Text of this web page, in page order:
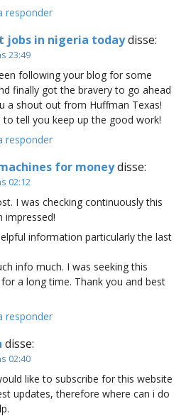
responder
jobs in nigeria todaydisse:
23:49
following your blog for some
finally got the bravery to go ahead
a shout out from Huffman Texas!
to tell you keep up the good work!
responder
for moneydisse:
02:12
I was checking continuously this
impressed!
information particularly the last
info much. I was seeking this
a long time. Thank you and best
responder
disse:
02:40
like to subscribe for this website
updates, therefore where can i do